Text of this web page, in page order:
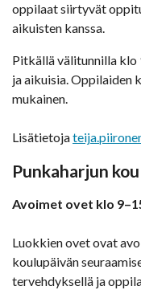
oppilaat siirtyvät
aikuisten kanssa.
Pitkällä välitunnilla
ja aikuisia. Oppilaiden
mukainen.
Lisätietoja
Punkaharjun
Avoimet ovet klo
Luokkien ovet ovat
koulupäivän
tervehdyksellä ja